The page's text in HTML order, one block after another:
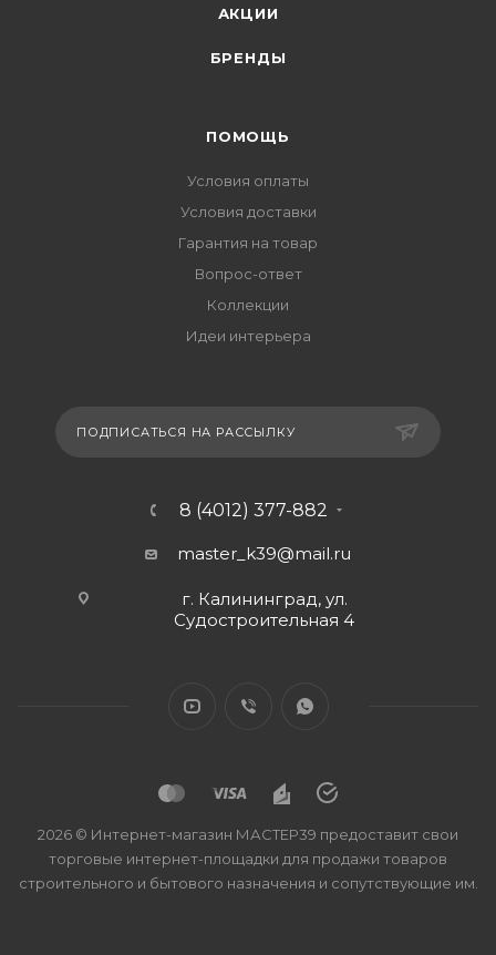
АКЦИИ
БРЕНДЫ
ПОМОЩЬ
Условия оплаты
Условия доставки
Гарантия на товар
Вопрос-ответ
Коллекции
Идеи интерьера
ПОДПИСАТЬСЯ НА РАССЫЛКУ
8 (4012) 377-882
master_k39@mail.ru
г. Калининград, ул.
Судостроительная 4
2026 © Интернет-магазин МАСТЕР39 предоставит свои
торговые интернет-площадки для продажи товаров
строительного и бытового назначения и сопутствующие им.